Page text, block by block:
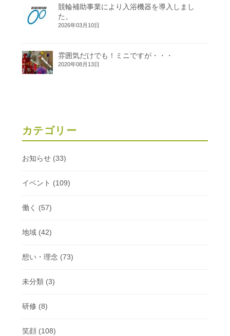
競輪補助事業により入浴機器を導入しまし
た。
2026年03月10日
雰囲気だけでも！ミニですが・・・
2020年08月13日
カテゴリー
お知らせ(33)
イベント (109)
働く (57)
地域(42)
想い・理念 (73)
未分類(3)
研修 (8)
笑顔(108)